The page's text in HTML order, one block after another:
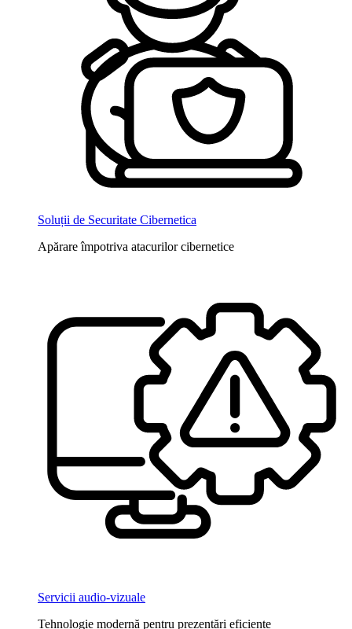
Soluții de Securitate Cibernetica
Apărare împotriva atacurilor cibernetice
Servicii audio-vizuale
Tehnologie modernă pentru prezentări eficiente